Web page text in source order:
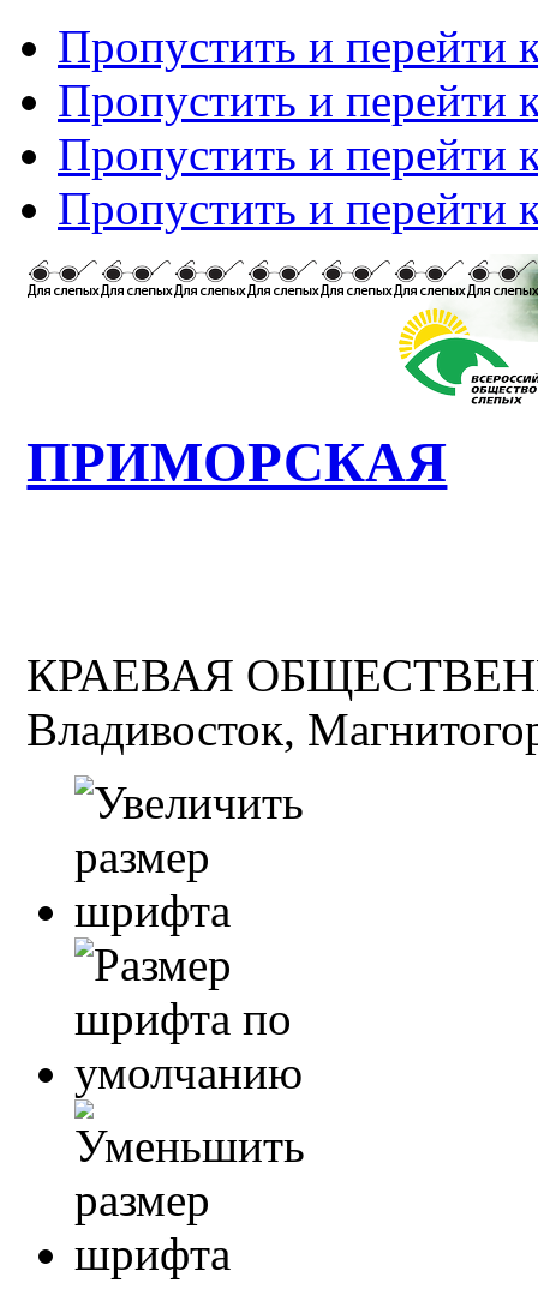
Пропустить и перейти
Пропустить и перейти
Пропустить и перейти
Пропустить и перейти
ПРИМОРСКАЯ
КРАЕВАЯ
Владивосток,